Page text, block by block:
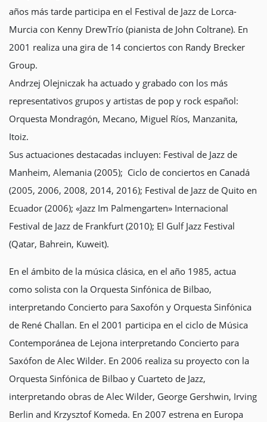
años más tarde participa en el Festival de Jazz de Lorca-
Murcia con Kenny DrewTrío (pianista de John Coltrane). En
2001 realiza una gira de 14 conciertos con Randy Brecker
Group.
Andrzej Olejniczak ha actuado y grabado con los más
representativos grupos y artistas de pop y rock español:
Orquesta Mondragón, Mecano, Miguel Ríos, Manzanita,
Itoiz.
Sus actuaciones destacadas incluyen: Festival de Jazz de
Manheim, Alemania (2005); Ciclo de conciertos en Canadá
(2005, 2006, 2008, 2014, 2016); Festival de Jazz de Quito en
Ecuador (2006); «Jazz Im Palmengarten» Internacional
Festival de Jazz de Frankfurt (2010); El Gulf Jazz Festival
(Qatar, Bahrein, Kuweit).
En el ámbito de la música clásica, en el año 1985, actua
como solista con la Orquesta Sinfónica de Bilbao,
interpretando Concierto para Saxofón y Orquesta Sinfónica
de René Challan. En el 2001 participa en el ciclo de Música
Contemporánea de Lejona interpretando Concierto para
Saxófon de Alec Wilder. En 2006 realiza su proyecto con la
Orquesta Sinfónica de Bilbao y Cuarteto de Jazz,
interpretando obras de Alec Wilder, George Gershwin, Irving
Berlin and Krzysztof Komeda. En 2007 estrena en Europa